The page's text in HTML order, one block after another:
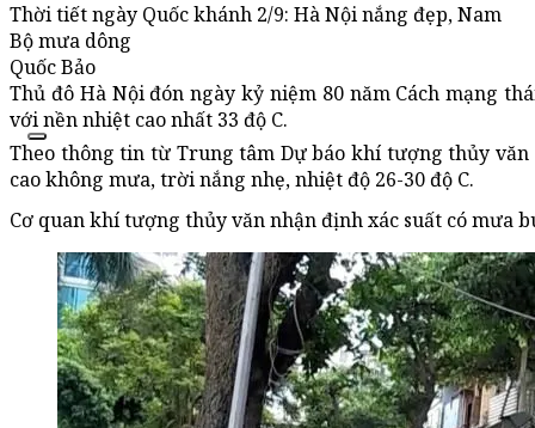
Thời tiết ngày Quốc khánh 2/9: Hà Nội nắng đẹp, Nam
Bộ mưa dông
Quốc Bảo
Thủ đô Hà Nội đón ngày kỷ niệm 80 năm Cách mạng
với nền nhiệt cao nhất 33 độ C.
Theo thông tin từ Trung tâm Dự báo khí tượng thủy
cao không mưa, trời nắng nhẹ, nhiệt độ 26-30 độ C.
Cơ quan khí tượng thủy văn nhận định xác suất có mưa